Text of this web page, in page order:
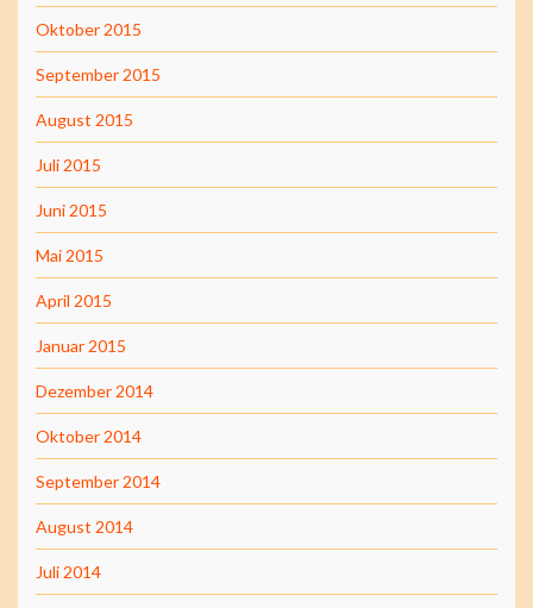
Oktober 2015
September 2015
August 2015
Juli 2015
Juni 2015
Mai 2015
April 2015
Januar 2015
Dezember 2014
Oktober 2014
September 2014
August 2014
Juli 2014